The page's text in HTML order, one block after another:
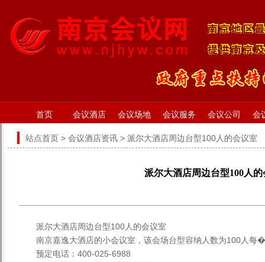
首页 会议酒店 会议场地 会议服务 会议公司 会
站点首页 > 会议酒店资讯 > 派尔大酒店周边台型100人的会议室
派尔大酒店周边台型100人
派尔大酒店周边台型100人的会议室
南京嘉逸大酒店的小会议室，该会场台型容纳人数为100人
预定电话：400-025-6988